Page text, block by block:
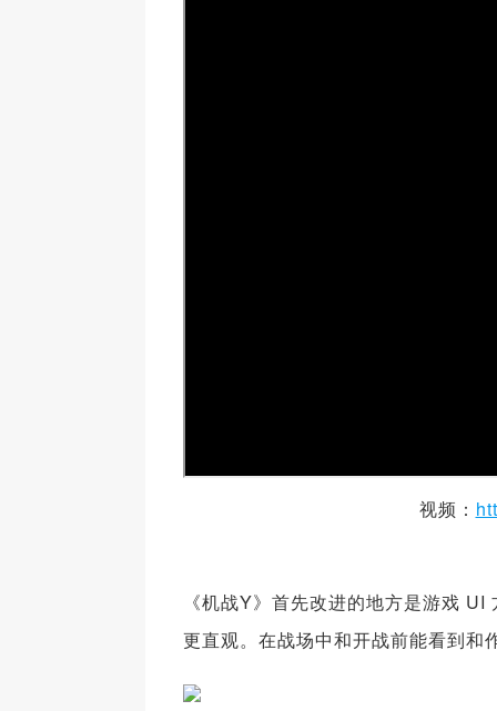
视频：
《机战Y》首先改进的地方是游戏
更直观。在战场中和开战前能看到和